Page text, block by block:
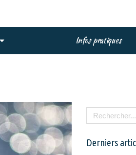
Infos pratiques
Rechercher
Derniers